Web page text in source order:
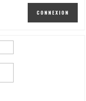
CONNEXION